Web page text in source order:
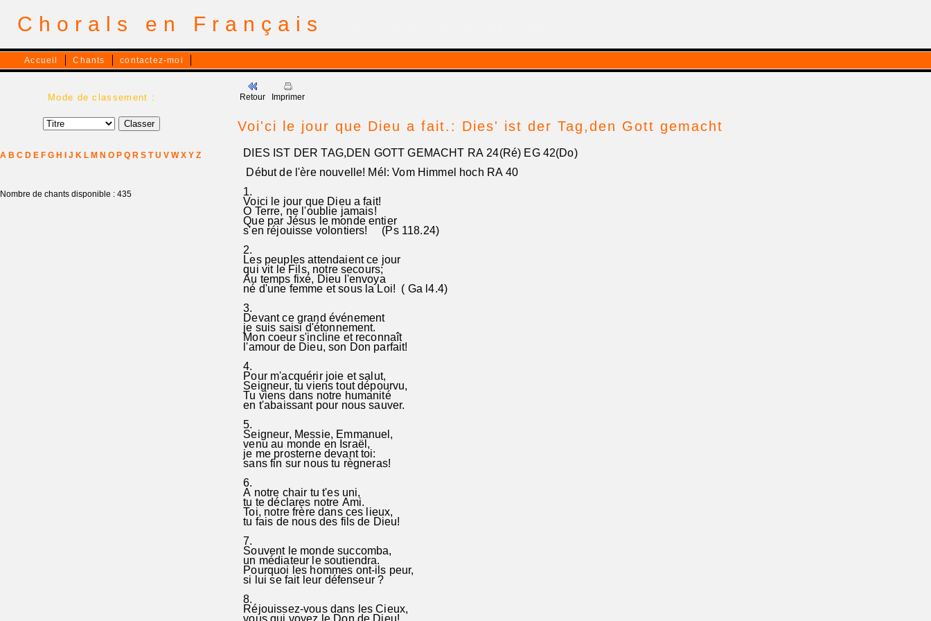
Chorals en Français
Accueil Chants contactez-moi
Mode de classement :
A B C D E F G H J K L M N O P Q R S T U V W X Y Z
Nombre de chants disponible : 435
Retour Imprimer
Voi'ci le jour que Dieu a fait.: Dies' ist der Tag,den Gott gemacht
DIES IST DER TAG,DEN GOTT GEMACHT RA 24(Ré) EG 42(Do)
Début de l'ère nouvelle! Mél: Vom Himmel hoch RA 40
1.
Voici le jour que Dieu a fait!
O Terre, ne l'oublie jamais!
Que par Jésus le monde entier
s'en réjouisse volontiers! (Ps 118.24)
2.
Les peuples attendaient ce jour
qui vit le Fils, notre secours;
Au temps fixé, Dieu l'envoya
né d'une femme et sous la Loi! ( Ga l4.4)
3.
Devant ce grand événement
je suis saisi d'étonnement.
Mon coeur s'incline et reconnaît
l'amour de Dieu, son Don parfait!
4.
Pour m'acquérir joie et salut,
Seigneur, tu viens tout dépourvu,
Tu viens dans notre humanité
en t'abaissant pour nous sauver.
5.
Seigneur, Messie, Emmanuel,
venu au monde en Israël,
je me prosterne devant toi:
sans fin sur nous tu règneras!
6.
A notre chair tu t'es uni,
tu te déclares notre Ami.
Toi, notre frère dans ces lieux,
tu fais de nous des fils de Dieu!
7.
Souvent le monde succomba,
un médiateur le soutiendra.
Pourquoi les hommes ont-ils peur,
si lui se fait leur défenseur ?
8.
Réjouissez-vous dans les Cieux,
vous qui voyez le Don de Dieu!